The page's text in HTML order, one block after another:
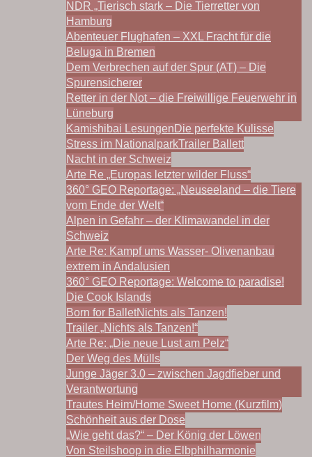
NDR „Tierisch stark – Die Tierretter von
Hamburg
Abenteuer Flughafen – XXL Fracht für die
Beluga in Bremen
Dem Verbrechen auf der Spur (AT) – Die
Spurensicherer
Retter in der Not – die Freiwillige Feuerwehr in
Lüneburg
Kamishibai Lesungen Die perfekte Kulisse
Stress im NationalparkTrailer Ballett
Nacht in der Schweiz
Arte Re „Europas letzter wilder Fluss“
360° GEO Reportage: „Neuseeland – die Tiere
vom Ende der Welt“
Alpen in Gefahr – der Klimawandel in der
Schweiz
Arte Re: Kampf ums Wasser- Olivenanbau
extrem in Andalusien
360° GEO Reportage: Welcome to paradise!
Die Cook Islands
Born for BalletNichts als Tanzen!
Trailer „Nichts als Tanzen!“
Arte Re: „Die neue Lust am Pelz“
Der Weg des Mülls
Junge Jäger 3.0 – zwischen Jagdfieber und
Verantwortung
Trautes Heim/Home Sweet Home (Kurzfilm)
Schönheit aus der Dose
„Wie geht das?“ – Der König der Löwen
Von Steilshoop in die Elbphilharmonie